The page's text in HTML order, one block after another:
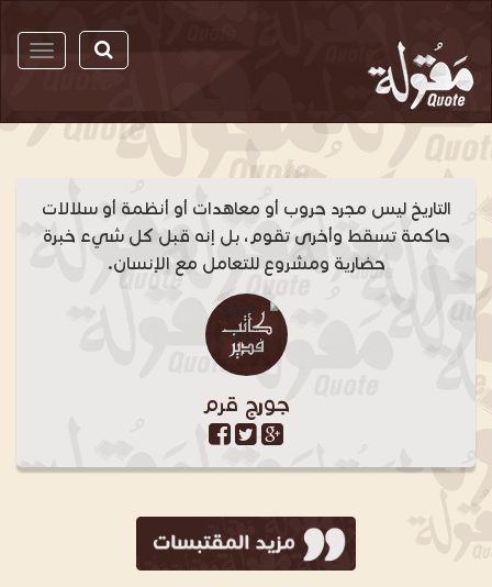
التاريخ ليس مجرد حروب أو معاهدات أو أنظمة أو سلالات
حاكمة تسقط وأخرى تقوم، بل إنه قبل كل شيء خبرة
حضارية ومشروع للتعامل مع الإنسان.
جورج قرم